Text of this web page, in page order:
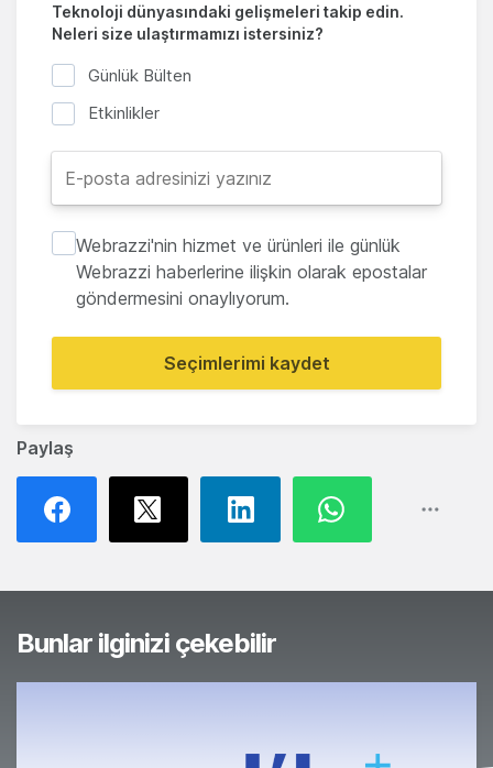
Paylaş
Teknoloji dünyasındaki gelişmeleri takip edin.
Neleri size ulaştırmamızı istersiniz?
Günlük Bülten
Etkinlikler
Webrazzi'nin hizmet ve ürünleri ile günlük
Webrazzi haberlerine ilişkin olarak epostalar
göndermesini onaylıyorum.
Seçimlerimi kaydet
Bunlar ilginizi çekebilir